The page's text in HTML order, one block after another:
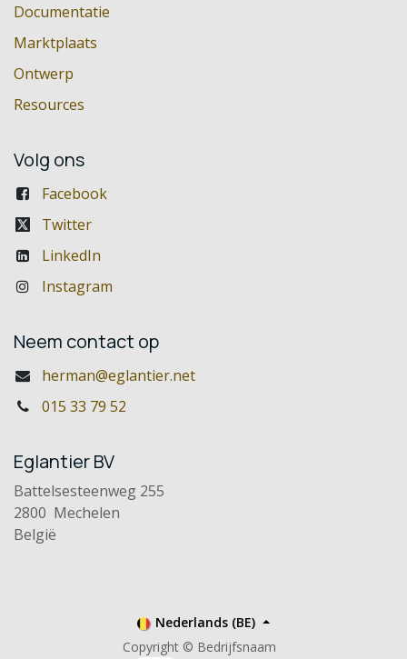
Documentatie
Marktplaats
Ontwerp
Resources
Volg ons
Facebook
Twitter
LinkedIn
Instagram
Neem contact op
herman@eglantier.net
015 33 79 52
Eglantier BV
Battelsesteenweg 255
2800 Mechelen
België
Copyright © Bedrijfsnaam
Nederlands (BE)